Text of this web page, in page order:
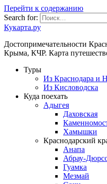
Перейти к содержанию
Search for:
Кукарта.ру
Достопримечательности
Крыма, КЧР. Карта
Туры
Из Краснодара и
Из Кисловодска
Куда поехать
Адыгея
Даховская
Хамышки
Краснодарский
Анапа
Абрау-
Гуамка
Мезмай